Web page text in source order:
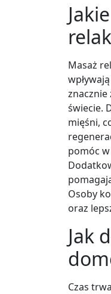
Masaż
świecie.
mięśni,
pomóc
Osoby
oraz
Jak
Czas